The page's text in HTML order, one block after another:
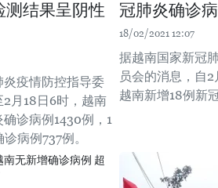
测结果呈阴性
疫情防控指导委
2月18日6时，越南
诊病例1430例，1
病例737例。
冠肺炎确诊
18/02/2021 12:07
据越南国家新冠
员会的消息，自2
越南新增18例新